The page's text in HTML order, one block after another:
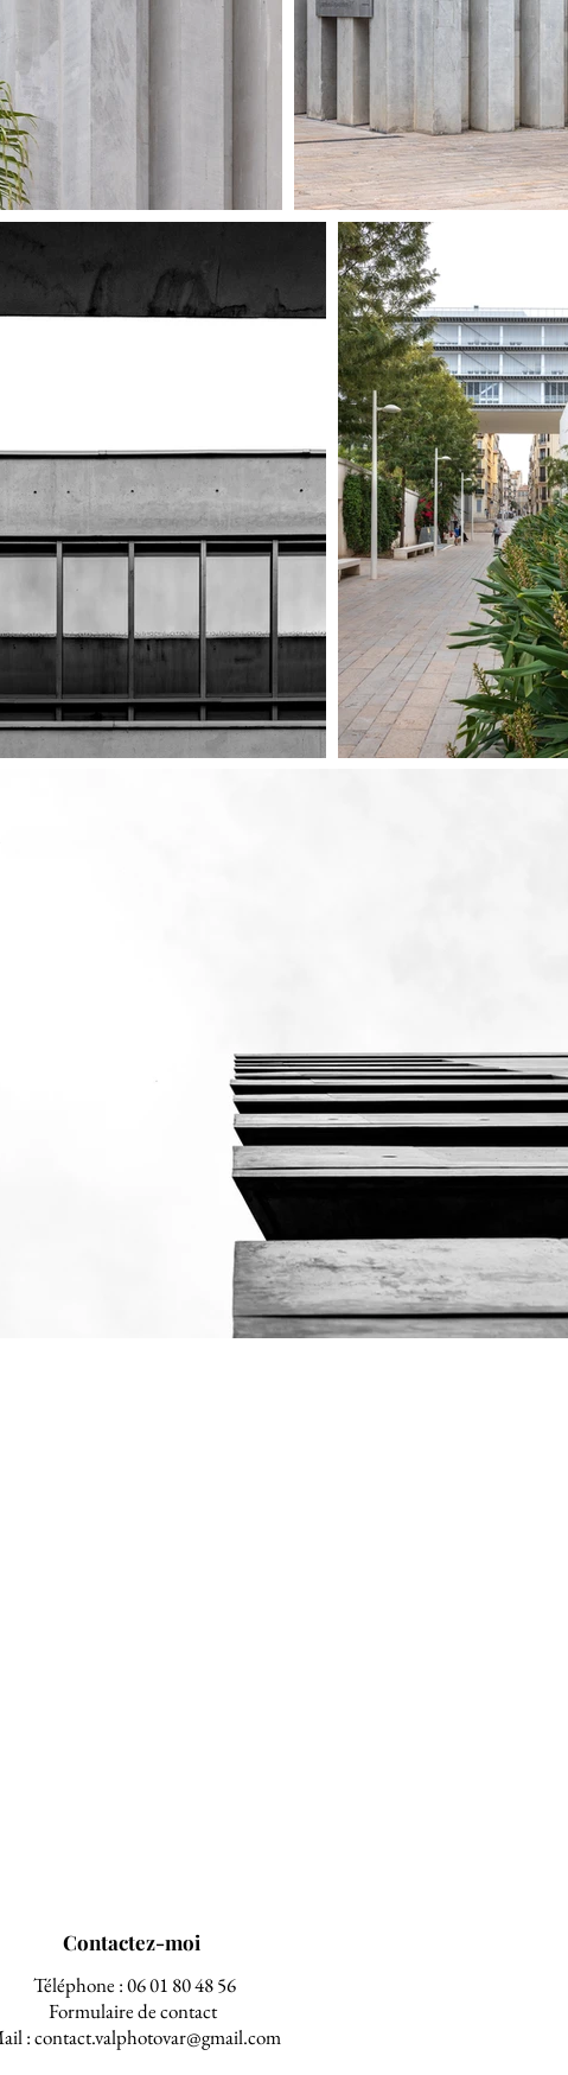
Téléphone : 06 01 80 48 56
Formulaire de contact
: contact.valphotovar@gmail.com
Contactez-moi